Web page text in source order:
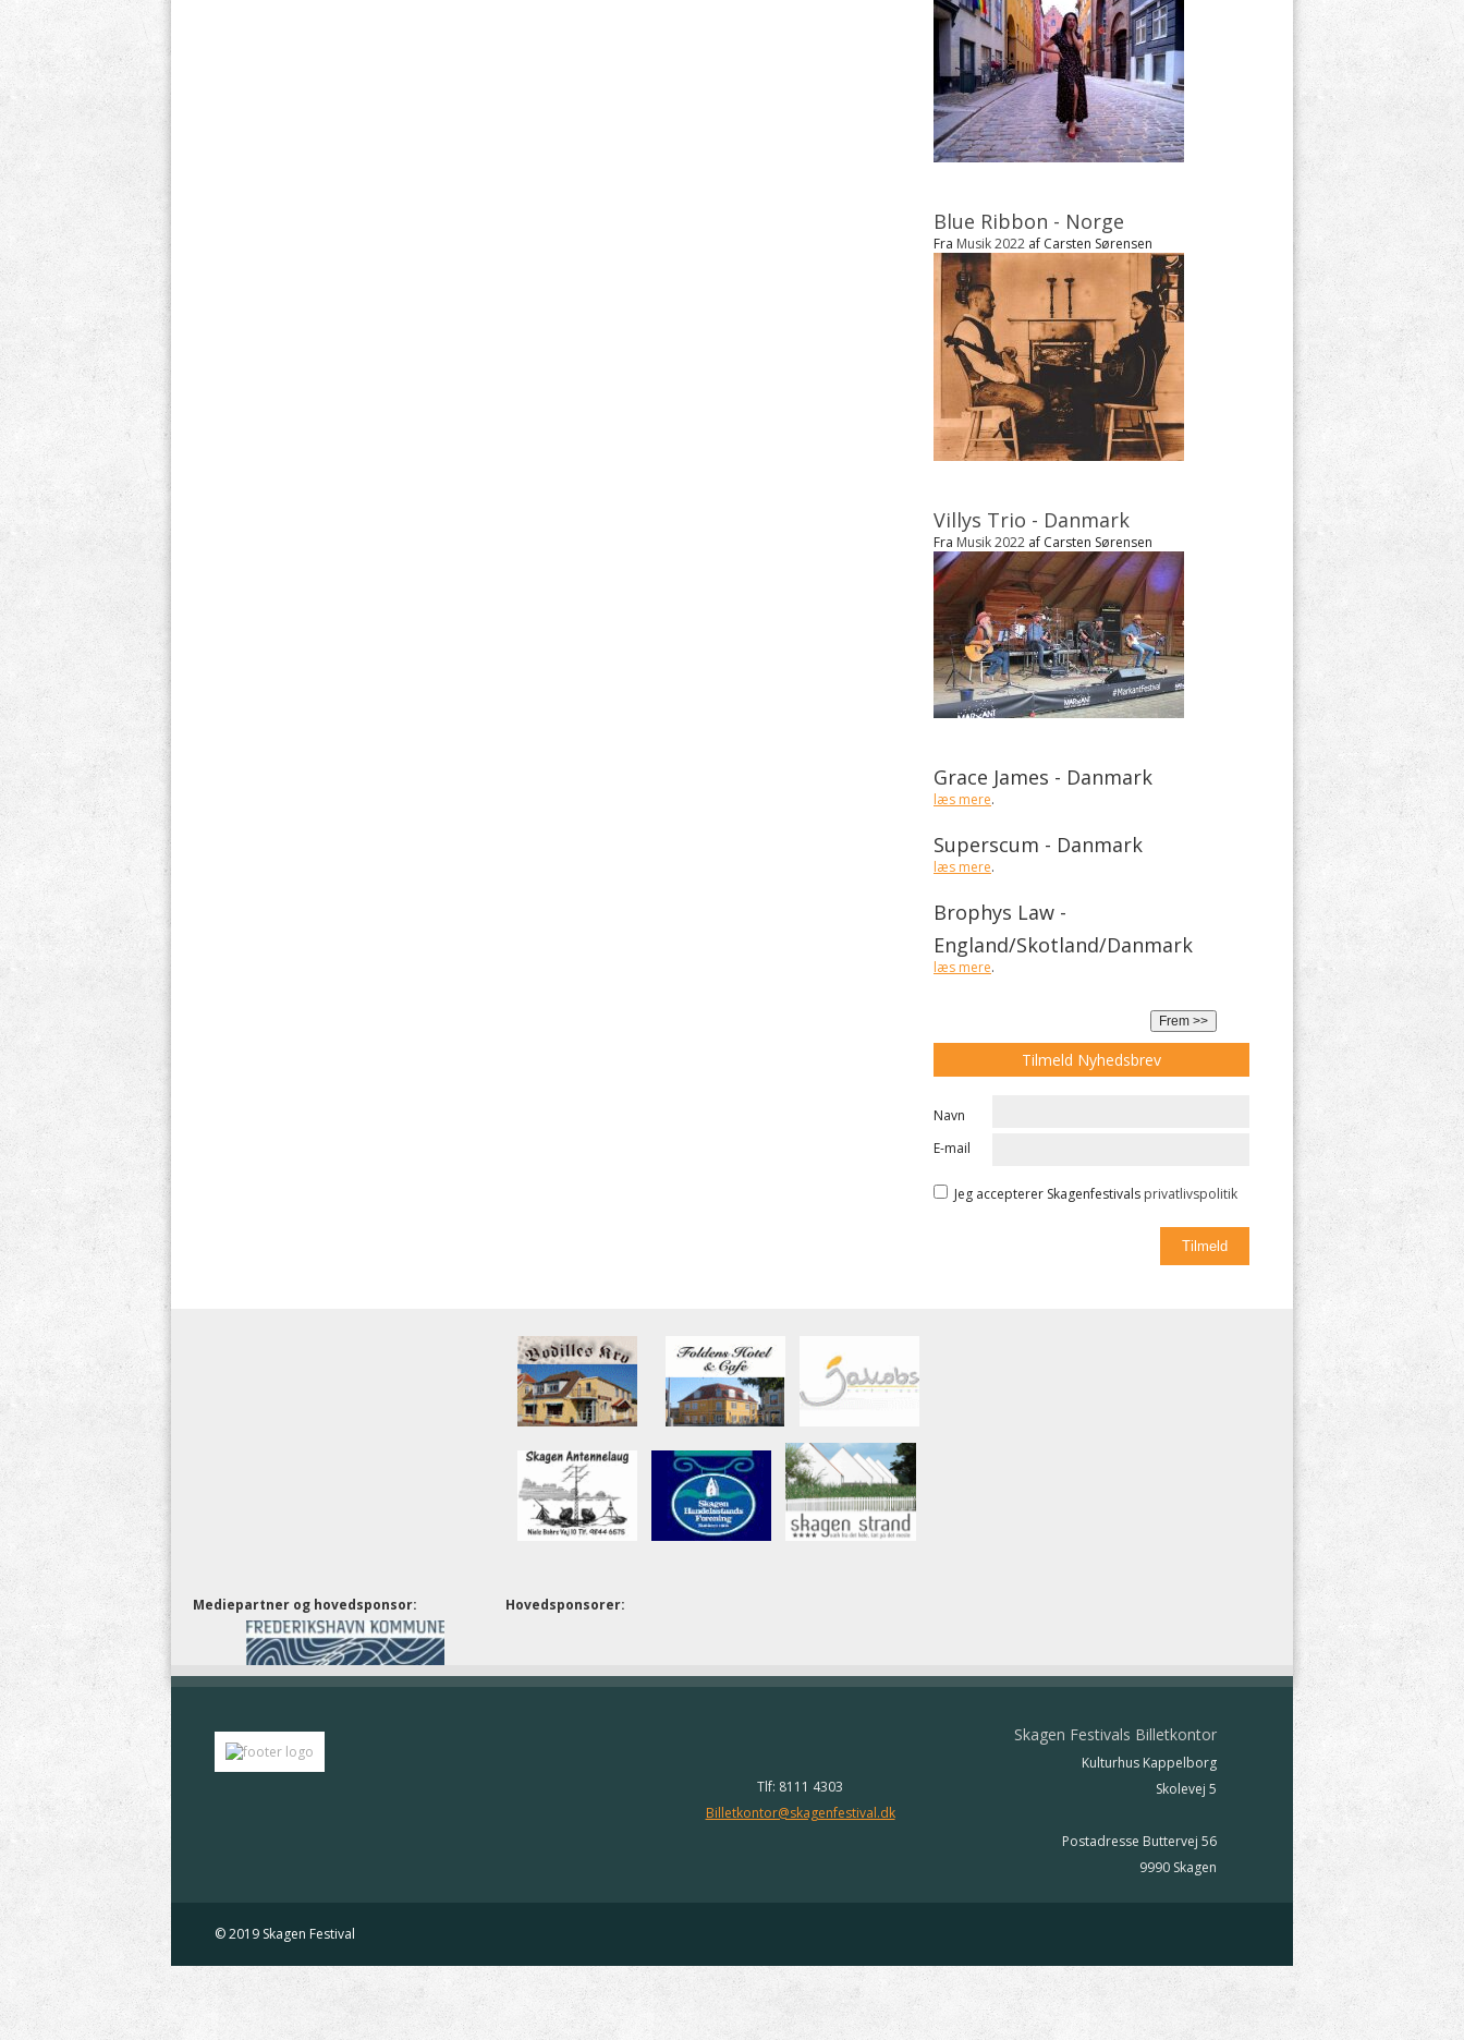
Blue Ribbon - Norge
Fra Musik 2022 af Carsten Sørensen
Villys Trio - Danmark
Fra Musik 2022 af Carsten Sørensen
Grace James - Danmark
læs mere.
Superscum - Danmark
læs mere.
Brophys Law -
England/Skotland/Danmark
læs mere.
Tilmeld Nyhedsbrev
Navn
E-mail
Jeg accepterer Skagenfestivals privatlivspolitik
Mediepartner og hovedsponsor: Hovedsponsorer:
Skagen Festivals Billetkontor
Kulturhus Kappelborg
Skolevej 5
Postadresse Buttervej 56
9990 Skagen
Tlf: 8111 4303
Billetkontor@skagenfestival.dk
© 2019 Skagen Festival